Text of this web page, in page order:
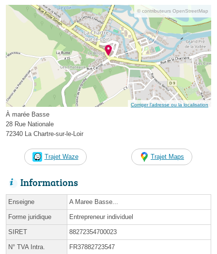
© contributeurs OpenStreetMap
Corriger l’adresse ou la localisation
À marée Basse
28 Rue Nationale
72340 La Chartre-sur-le-Loir
Trajet Waze Trajet Maps
Informations
Enseigne A Maree Basse...
Forme juridique Entrepreneur individuel
SIRET 88272354700023
N° TVA Intra. FR37882723547